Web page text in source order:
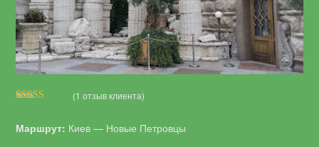
основе
(1 отзыв клиента)
Маршрут: Киев — Новые Петровцы